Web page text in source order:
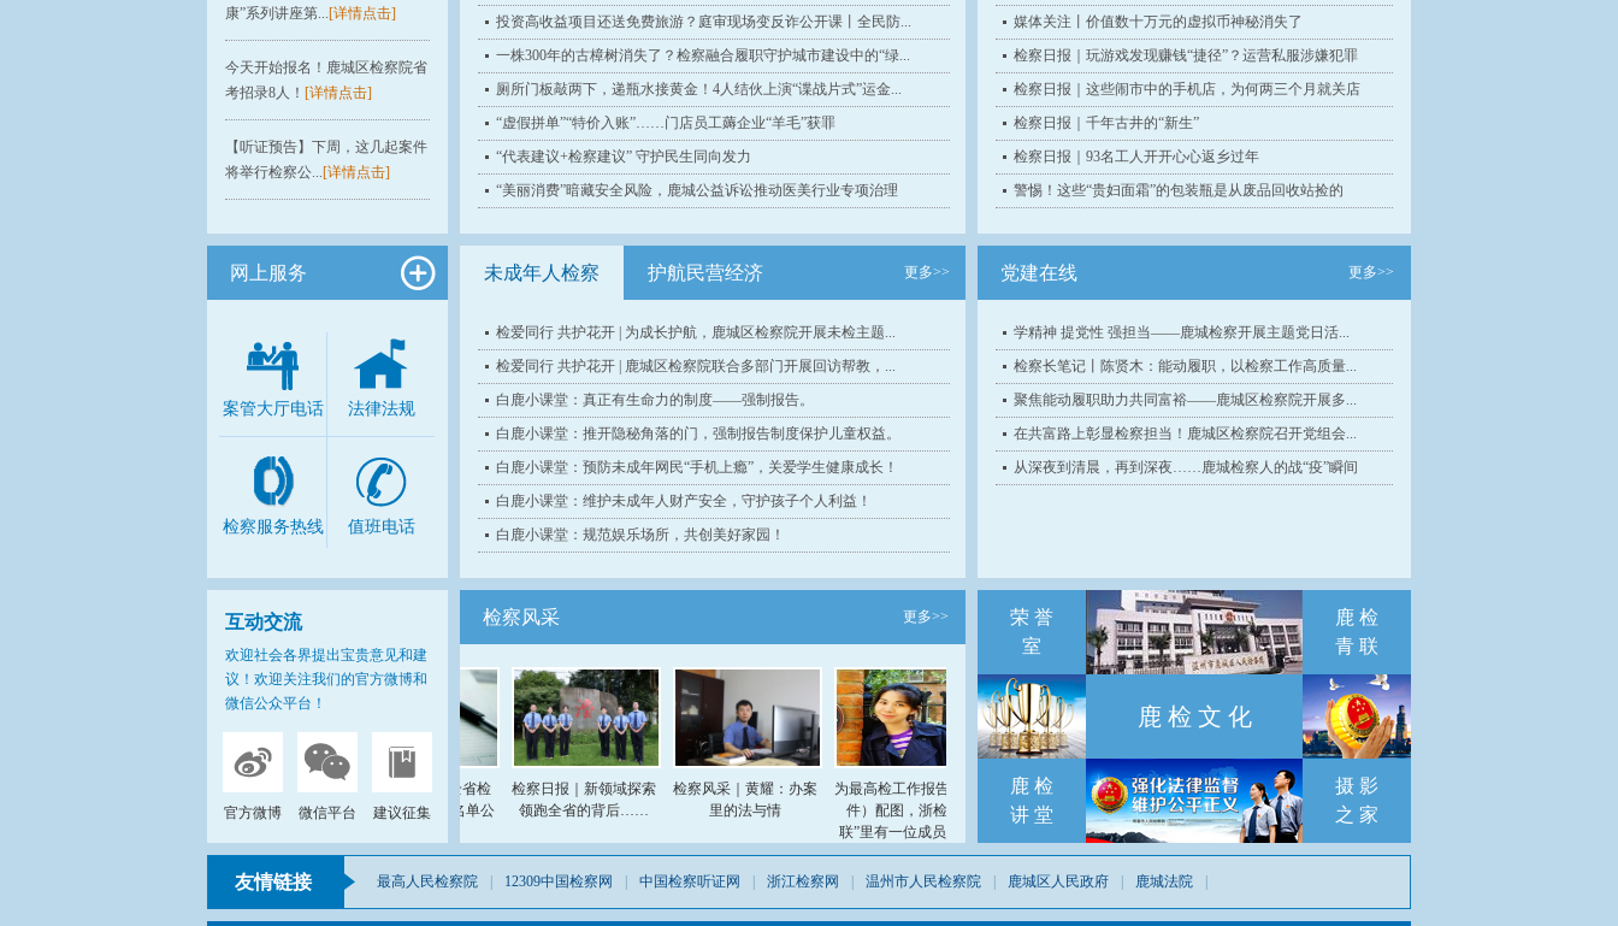
康”系列讲座第...[详情点击]
今天开始报名！鹿城区检察院省
考招录8人！ [详情点击]
【听证预告】下周，这几起案件
将举行检察公...[详情点击]
网上服务
案管大厅电话 法律法规
检察服务热线 值班电话
互动交流
欢迎社会各界提出宝贵意见和建
议！欢迎关注我们的官方微博和
微信公众平台！
官方微博 微信平台 建议征集
投资高收益项目还送免费旅游？庭审现场变反诈公开课丨全民防...
一株300年的古樟树消失了？检察融合履职守护城市建设中的“绿...
厕所门板敲两下，递瓶水接黄金！4人结伙上演“谍战片式”运金...
“虚假拼单”“特价入账”……门店员工薅企业“羊毛”获罪
“代表建议+检察建议” 守护民生同向发力
“美丽消费”暗藏安全风险，鹿城公益诉讼推动医美行业专项治理
未成年人检察 护航民营经济 更多>>
检爱同行 共护花开 | 为成长护航，鹿城区检察院开展未检主题...
检爱同行 共护花开 | 鹿城区检察院联合多部门开展回访帮教，...
白鹿小课堂：真正有生命力的制度——强制报告。
白鹿小课堂：推开隐秘角落的门，强制报告制度保护儿童权益。
白鹿小课堂：预防未成年网民“手机上瘾”，关爱学生健康成长！
白鹿小课堂：维护未成年人财产安全，守护孩子个人利益！
白鹿小课堂：规范娱乐场所，共创美好家园！
更多>>
检察风采
【我的优公日记】朱建
金：匠心坚守初心在，
奋楫逐浪向未来
鹿城2人入选！全省检
察理论研究人才名单公
检察日报｜新领域探索
领跑全省的背后……
检察风采｜黄耀：办案
里的法与情
为最高检工作报告（附
件）配图，浙检“漫
联”里有一位成员来自
鹿检！
【喜报】我院干警刘琦
喜获“全市未检业务竞
赛标兵”称号！
喜报丨鹿城检察陈黎明
获评“全省检察机关行
政检察业务竞赛标
兵”称号
喜报丨鹿城检察干警董
史统获评全国检察理论
研究人才！
媒体关注丨价值数十万元的虚拟币神秘消失了
检察日报｜玩游戏发现赚钱“捷径”？运营私服涉嫌犯罪
检察日报｜这些闹市中的手机店，为何两三个月就关店
检察日报｜千年古井的“新生”
检察日报｜93名工人开开心心返乡过年
警惕！这些“贵妇面霜”的包装瓶是从废品回收站捡的
更多>>
党建在线
学精神 提党性 强担当——鹿城检察开展主题党日活...
检察长笔记丨陈贤木：能动履职，以检察工作高质量...
聚焦能动履职助力共同富裕——鹿城区检察院开展多...
在共富路上彰显检察担当！鹿城区检察院召开党组会...
从深夜到清晨，再到深夜……鹿城检察人的战“疫”瞬间
荣 誉
室
鹿 检
青 联
鹿 检 文 化
鹿 检
讲 堂
摄 影
之 家
友情链接 最高人民检察院 12309中国检察网 中国检察听证网 浙江检察网 温州市人民检察院 鹿城区人民政府 鹿城法院